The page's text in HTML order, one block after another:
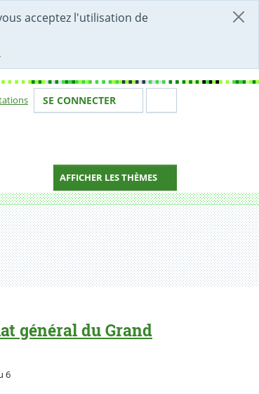
acceptez l'utilisation de
Votre identité
SE CONNECTER
AFFICHER LES THÈMES
général du Grand
6